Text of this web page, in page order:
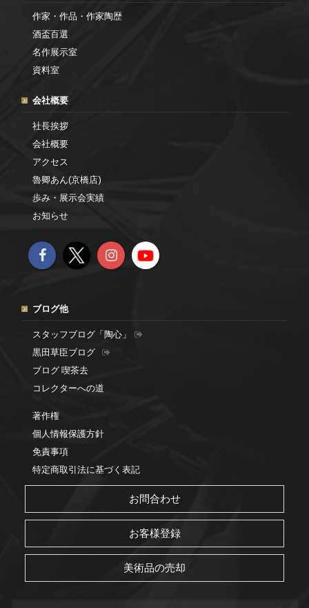
作家・作品・作家陶歴
酒盃百選
名作展示室
資料室
会社概要
社長挨拶
会社概要
アクセス
魯卿あん(京橋店)
歩み・展示会実績
お知らせ
ブログ他
スタッフブログ「陶心」
黒田草臣ブログ
ブログ 喫茶去
コレクターへの道
著作権
個人情報保護方針
免責事項
特定商取引法に基づく表記
お問合わせ
お客様登録
美術品の売却